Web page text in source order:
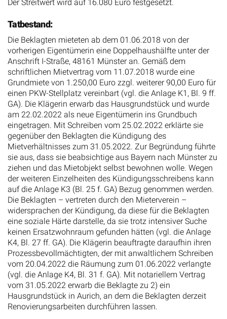
Der Streitwert wird auf 16.080 Euro festgesetzt.
Tatbestand:
Die Beklagten mieteten ab dem 01.06.2018 von der
vorherigen Eigentümerin eine Doppelhaushälfte unter der
Anschrift I-Straße, 48161 Münster an. Gemäß dem
schriftlichen Mietvertrag vom 11.07.2018 wurde eine
Grundmiete von 1.250,00 Euro zzgl. weiterer 90,00 Euro für
einen PKW-Stellplatz vereinbart (vgl. die Anlage K1, Bl. 9 ff.
GA). Die Klägerin erwarb das Hausgrundstück und wurde
am 22.02.2022 als neue Eigentümerin ins Grundbuch
eingetragen. Mit Schreiben vom 25.02.2022 erklärte sie
gegenüber den Beklagten die Kündigung des
Mietverhältnisses zum 31.05.2022. Zur Begründung führte
sie aus, dass sie beabsichtige aus Bayern nach Münster zu
ziehen und das Mietobjekt selbst bewohnen wolle. Wegen
der weiteren Einzelheiten des Kündigungsschreibens kann
auf die Anlage K3 (Bl. 25 f. GA) Bezug genommen werden.
Die Beklagten – vertreten durch den Mieterverein –
widersprachen der Kündigung, da diese für die Beklagten
eine soziale Härte darstelle, da sie trotz intensiver Suche
keinen Ersatzwohnraum gefunden hätten (vgl. die Anlage
K4, Bl. 27 ff. GA). Die Klägerin beauftragte daraufhin ihren
Prozessbevollmächtigten, der mit anwaltlichem Schreiben
vom 20.04.2022 die Räumung zum 01.06.2022 verlangte
(vgl. die Anlage K4, Bl. 31 f. GA). Mit notariellem Vertrag
vom 31.05.2022 erwarb die Beklagte zu 2) ein
Hausgrundstück in Aurich, an dem die Beklagten derzeit
Renovierungsarbeiten durchführen lassen.